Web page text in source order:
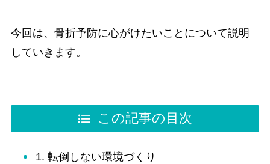
今回は、骨折予防に心がけたいことについて説明
していきます。
この記事の目次
1. 転倒しない環境づくり